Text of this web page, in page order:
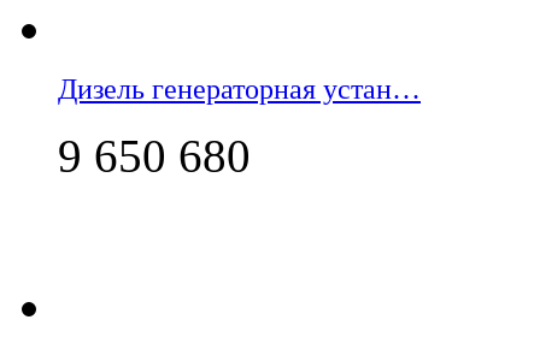
Дизель генераторная устан…
9 650 680